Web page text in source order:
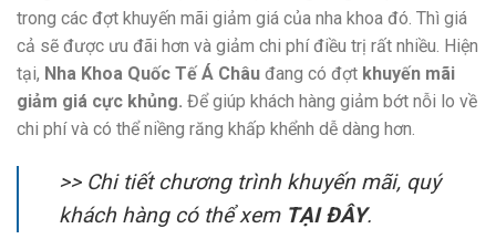
trong các đợt khuyến mãi giảm giá của nha khoa đó. Thì giá
cả sẽ được ưu đãi hơn và giảm chi phí điều trị rất nhiều. Hiện
tại, Nha Khoa Quốc Tế Á Châu đang có đợt khuyến mãi
giảm giá cực khủng. Để giúp khách hàng giảm bớt nỗi lo về
chi phí và có thể niềng răng khấp khểnh dễ dàng hơn.
>> Chi tiết chương trình khuyến mãi, quý
khách hàng có thể xem TẠI ĐÂY.